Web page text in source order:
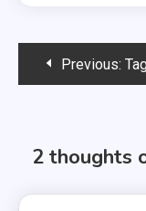
Bericht
Previous: Tag – 15 dingen
2 thoughts